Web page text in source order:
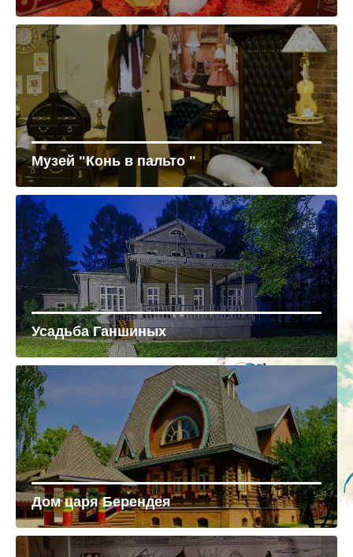
Музей "Конь в пальто "
Усадьба Ганшиных
Дом царя Берендея